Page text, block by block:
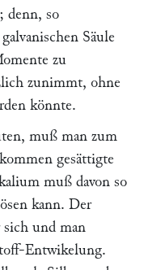
denn, so
Säule
zu
zunimmt, ohne
könnte.
muß man zum
gesättigte
muß davon so
kann. Der
sich und man
Entwikelung.